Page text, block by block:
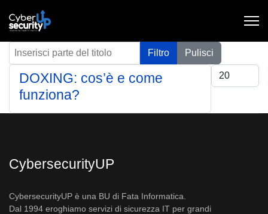
Inserisci parte del titolo Filtro
Pulisci
Visualizza #
DOXING: cos’è e come
funziona?
CybersecurityUP
CybersecurityUP è una BU di Fata Informatica.
Dal 1994 eroghiamo servizi di sicurezza IT per grandi